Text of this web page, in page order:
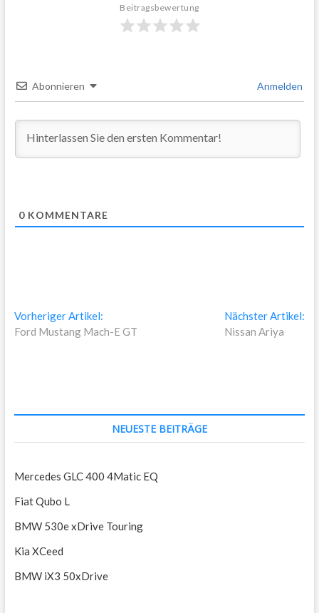
Beitragsbewertung
Abonnieren Anmelden
0KOMMENTARE
Beitragsnavigation
Vorheriger Artikel:Vorheriger
Artikel:
Ford Mustang Mach-E GT
Nächster Artikel:
Nissan Ariya
NEUESTE BEITRÄGE
Mercedes GLC 400 4Matic EQ
Fiat Qubo L
BMW 530e xDrive Touring
Kia XCeed
BMW iX3 50xDrive